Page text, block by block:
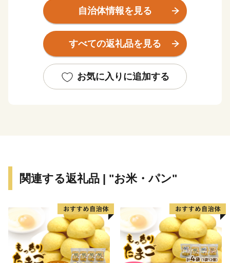
地勢については、東から西に向かい、山地、丘陵地、
段丘地、沖積低地、海岸砂丘地で形成されており、北部
では大海川が日本海に、南部では宇ノ気川が河北潟に注
いでいます。また、これらの地形と一体となった緑豊か
世界的哲学者である西田幾多郎の故郷でもあるかほく
市には、純粋に哲学をテーマとした世界でも類が無い博
塚や、大海西山弥生の里遺跡公園をはじめ、漁具類に込
か、のと里山海道にある道の駅高松では、日本海が一望
できる「夕陽カフェ」を設置し、かほく市のグルメを堪
能しながら夕陽を眺めるスポットとして多くの観光客に
利用されています。
自治体情報を見る
すべての返礼品を見る
お気に入りに追加する
関連する返礼品 | "お米・パン"